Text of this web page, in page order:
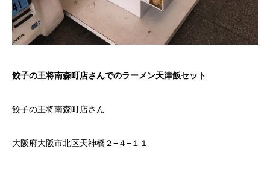
餃子の王将南森町店さんでのラーメン天津飯セット
餃子の王将南森町店さん
大阪府大阪市北区天神橋２−４−１１